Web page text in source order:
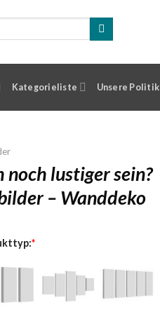
Kategorieliste Unsere Politik
noch lustiger sein?
– Wanddeko
*